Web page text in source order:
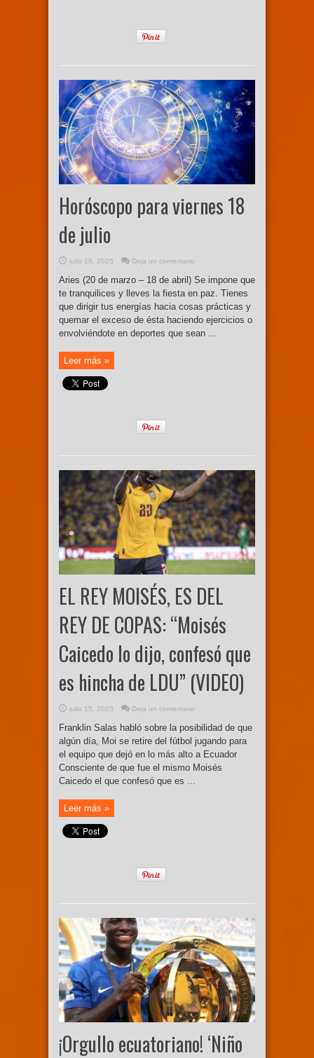
Horóscopo para viernes 18
de julio
julio 18, 2025 Deja un comentario
Aries (20 de marzo – 18 de abril) Se impone que
te tranquilices y lleves la fiesta en paz. Tienes
que dirigir tus energías hacia cosas prácticas y
quemar el exceso de ésta haciendo ejercicios o
envolviéndote en deportes que sean ...
Leer más »
EL REY MOISÉS, ES DEL
REY DE COPAS: “Moisés
Caicedo lo dijo, confesó que
es hincha de LDU” (VIDEO)
julio 15, 2025 Deja un comentario
Franklin Salas habló sobre la posibilidad de que
algún día, Moi se retire del fútbol jugando para
el equipo que dejó en lo más alto a Ecuador
Consciente de que fue el mismo Moisés
Caicedo el que confesó que es ...
Leer más »
¡Orgullo ecuatoriano! ‘Niño